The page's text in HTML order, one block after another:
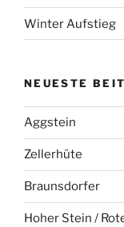
Winter Aufstieg
NEUESTE
Aggstein
Zellerhüte
Braunsdorfer
Hoher Stein /